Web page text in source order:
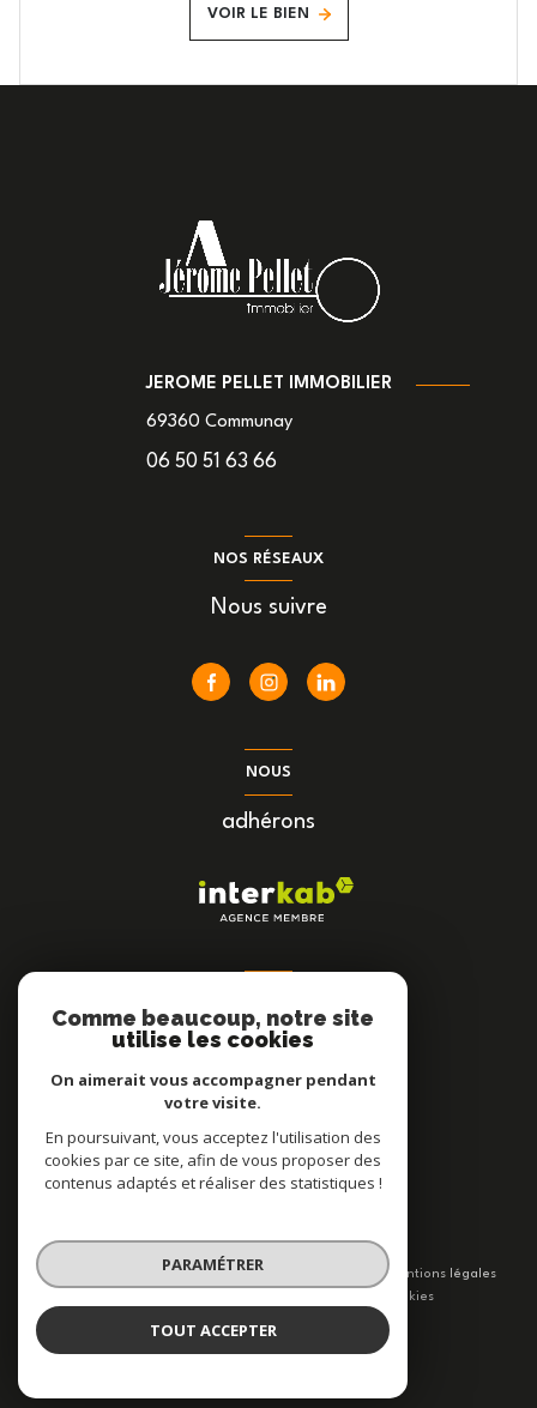
VOIR LE BIEN
JEROME PELLET IMMOBILIER
69360 Communay
06 50 51 63 66
NOS RÉSEAUX
Nous suivre
NOUS
adhérons
© 2026 | Tous droits réservés
Nos partenaires Nos honoraires
Mentions légales
Cookies
Comme beaucoup, notre site
utilise les cookies
On aimerait vous accompagner pendant
votre visite.
En poursuivant, vous acceptez l'utilisation des
cookies par ce site, afin de vous proposer des
contenus adaptés et réaliser des statistiques !
PARAMÉTRER
TOUT ACCEPTER